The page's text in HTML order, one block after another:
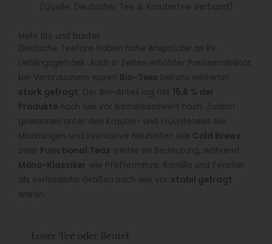
(Quelle: Deutscher Tee & Kräutertee Verband)
Mehr Bio und bunter
Deutsche Teefans haben hohe Ansprüche an ihr
Lieblingsgetränk. Auch in Zeiten erhöhter Preissensibilität
bei Verbrauchern waren Bio-Tees bei uns weiterhin
stark gefragt . Der Bio-Anteil lag mit 15,6 % der
Produkte nach wie vor bemerkenswert hoch. Zudem
gewannen unter den Kräuter- und Früchtetees die
Mischungen und innovative Neuheiten wie Cold Brews
oder Functional Teas weiter an Bedeutung, während
Mono-Klassiker wie Pfefferminze, Kamille und Fenchel
als verlässliche Größen nach wie vor stabil gefragt
waren.